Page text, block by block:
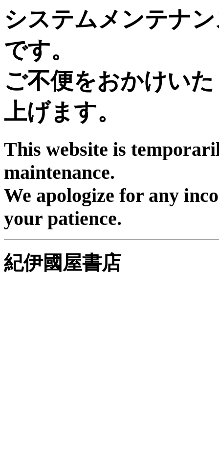
システムメンテナ
です。
ご不便をおかけい
上げます。
This website is
maintenance.
We apologize for any
your patience.
紀伊國屋書店